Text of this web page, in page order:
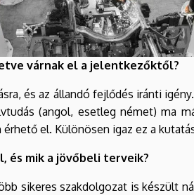
várnak el a jelentkezőktől?
és az állandó fejlődés iránti
(angol, esetleg német) ma
el. Különösen igaz ez a
és mik a jövőbeli terveik?
sikeres szakdolgozat is készült